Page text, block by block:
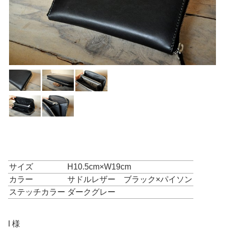
サイズ
H10.5cm×W19cm
カラー
サドルレザー ブラック×パイソン
ステッチカラー ダークグレー
I 様